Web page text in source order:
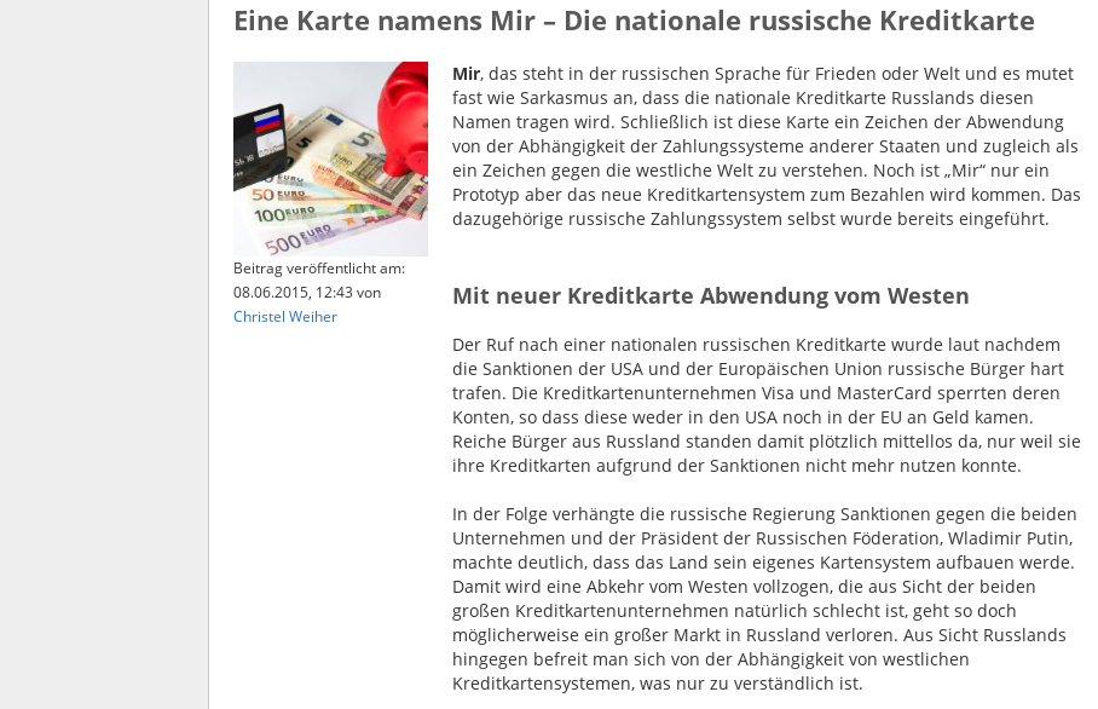
Eine Karte namens Mir – Die nationale russische Kreditkarte
Beitrag veröffentlicht am:
08.06.2015, 12:43 von
Christel Weiher
Mir, das steht in der russischen Sprache für Frieden oder Welt und es mutet
fast wie Sarkasmus an, dass die nationale Kreditkarte Russlands diesen
Namen tragen wird. Schließlich ist diese Karte ein Zeichen der Abwendung
von der Abhängigkeit der Zahlungssysteme anderer Staaten und zugleich als
ein Zeichen gegen die westliche Welt zu verstehen. Noch ist „Mir“ nur ein
Prototyp aber das neue Kreditkartensystem zum Bezahlen wird kommen. Das
dazugehörige russische Zahlungssystem selbst wurde bereits eingeführt.
Mit neuer Kreditkarte Abwendung vom Westen
Der Ruf nach einer nationalen russischen Kreditkarte wurde laut nachdem
die Sanktionen der USA und der Europäischen Union russische Bürger hart
trafen. Die Kreditkartenunternehmen Visa und MasterCard sperrten deren
Konten, so dass diese weder in den USA noch in der EU an Geld kamen.
Reiche Bürger aus Russland standen damit plötzlich mittellos da, nur weil sie
ihre Kreditkarten aufgrund der Sanktionen nicht mehr nutzen konnte.
In der Folge verhängte die russische Regierung Sanktionen gegen die beiden
Unternehmen und der Präsident der Russischen Föderation, Wladimir Putin,
machte deutlich, dass das Land sein eigenes Kartensystem aufbauen werde.
Damit wird eine Abkehr vom Westen vollzogen, die aus Sicht der beiden
großen Kreditkartenunternehmen natürlich schlecht ist, geht so doch
möglicherweise ein großer Markt in Russland verloren. Aus Sicht Russlands
hingegen befreit man sich von der Abhängigkeit von westlichen
Kreditkartensystemen, was nur zu verständlich ist.